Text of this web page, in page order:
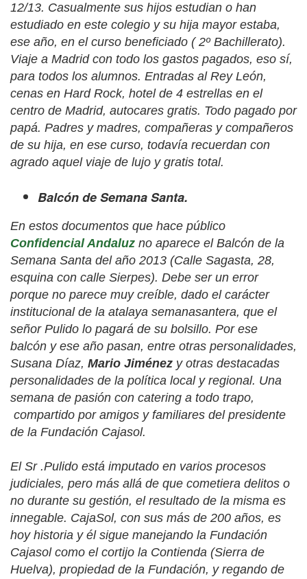
12/13. Casualmente sus hijos estudian o han
estudiado en este colegio y su hija mayor estaba,
ese año, en el curso beneficiado ( 2º Bachillerato).
Viaje a Madrid con todo los gastos pagados, eso sí,
para todos los alumnos. Entradas al Rey León,
cenas en Hard Rock, hotel de 4 estrellas en el
centro de Madrid, autocares gratis. Todo pagado por
papá. Padres y madres, compañeras y compañeros
de su hija, en ese curso, todavía recuerdan con
agrado aquel viaje de lujo y gratis total.
Balcón de Semana Santa.
En estos documentos que hace público
Confidencial Andaluz no aparece el Balcón de la
Semana Santa del año 2013 (Calle Sagasta, 28,
esquina con calle Sierpes). Debe ser un error
porque no parece muy creíble, dado el carácter
institucional de la atalaya semanasantera, que el
señor Pulido lo pagará de su bolsillo. Por ese
balcón y ese año pasan, entre otras personalidades,
Susana Díaz, Mario Jiménez y otras destacadas
personalidades de la política local y regional. Una
semana de pasión con catering a todo trapo,
compartido por amigos y familiares del presidente
de la Fundación Cajasol.
El Sr .Pulido está imputado en varios procesos
judiciales, pero más allá de que cometiera delitos o
no durante su gestión, el resultado de la misma es
innegable. CajaSol, con sus más de 200 años, es
hoy historia y él sigue manejando la Fundación
Cajasol como el cortijo la Contienda (Sierra de
Huelva), propiedad de la Fundación, y regando de